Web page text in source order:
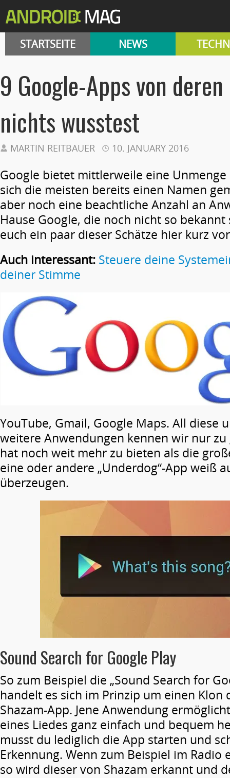
STARTSEITE NEWS
9 Google-Apps von
nichts wusstest
MARTIN REITBAUER 10. JANUARY 2016
Google bietet mittlerweile eine
sich die meisten bereits einen Namen
aber noch eine beachtliche Anzahl an
Hause Google, die noch nicht so
euch ein paar dieser Schätze hier kurz
Auch interessant: Steuere deine
deiner Stimme
YouTube, Gmail, Google Maps. All diese
weitere Anwendungen kennen wir nur zu
hat noch weit mehr zu bieten als die
eine oder andere „Underdog“-App weiß
überzeugen.
Sound Search for Google Play
So zum Beispiel die „Sound Search for
handelt es sich im Prinzip um einen Klon
Shazam-App. Jene Anwendung
eines Liedes ganz einfach und bequem
musst du lediglich die App starten und
Erkennung. Wenn zum Beispiel im Radio
so wird dieser von Shazam erkannt und